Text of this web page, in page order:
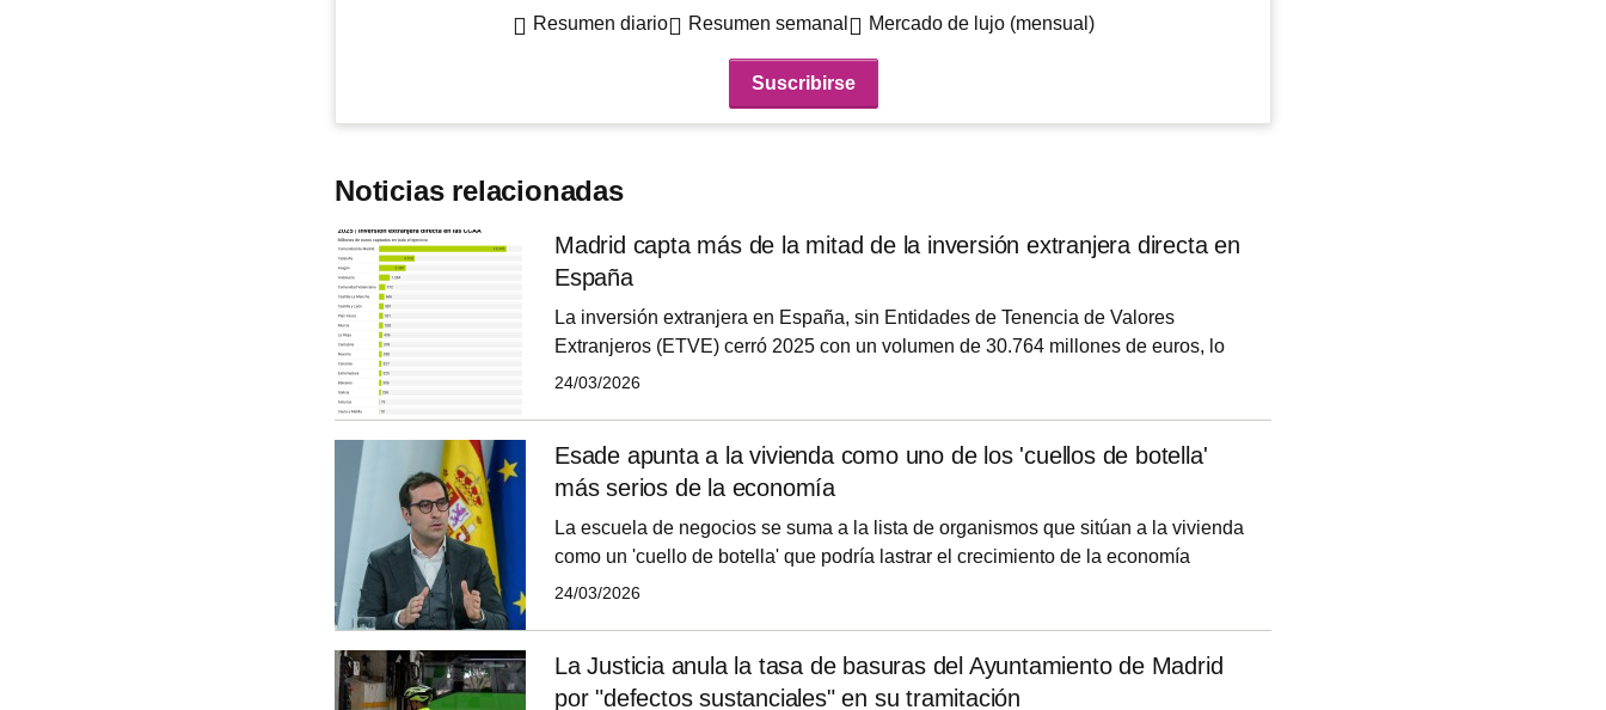
Resumen diario Resumen semanal Mercado de lujo (mensual)
Noticias relacionadas
Madrid capta más de la mitad de la inversión extranjera directa en
España
La inversión extranjera en España, sin Entidades de Tenencia de Valores
Extranjeros (ETVE) cerró 2025 con un volumen de 30.764 millones de euros, lo
que arroja una caída interanual del 21,8%, según el Registro de Inversiones
24/03/2026
Esade apunta a la vivienda como uno de los 'cuellos de botella'
más serios de la economía
La escuela de negocios se suma a la lista de organismos que sitúan a la vivienda
como un 'cuello de botella' que podría lastrar el crecimiento de la economía
española. Según explica Esade en un informe, el momento de "estrangulamiento"
consecuencias directas sobre la movilidad laboral, la capacidad de atracción de
talento y la cohesión soci
24/03/2026
La Justicia anula la tasa de basuras del Ayuntamiento de Madrid
por "defectos sustanciales" en su tramitación